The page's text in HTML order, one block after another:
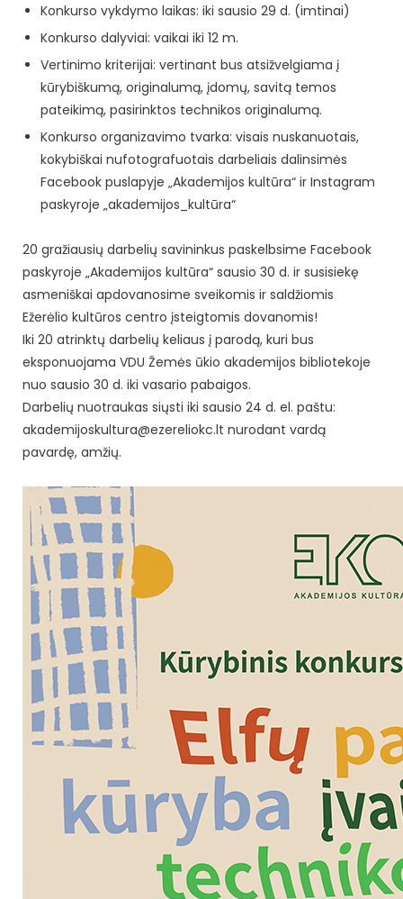
Konkurso vykdymo laikas: iki sausio 29 d. (imtinai)
Konkurso dalyviai: vaikai iki 12 m.
Vertinimo kriterijai: vertinant bus atsižvelgiama į
kūrybiškumą, originalumą, įdomų, savitą temos
pateikimą, pasirinktos technikos originalumą.
Konkurso organizavimo tvarka: visais nuskanuotais,
kokybiškai nufotografuotais darbeliais dalinsimės
Facebook puslapyje „Akademijos kultūra“ ir Instagram
paskyroje „akademijos_kultūra“
20 gražiausių darbelių savininkus paskelbsime Facebook
paskyroje „Akademijos kultūra“ sausio 30 d. ir susisiekę
asmeniškai apdovanosime sveikomis ir saldžiomis
Ežerėlio kultūros centro įsteigtomis dovanomis!
Iki 20 atrinktų darbelių keliaus į parodą, kuri bus
eksponuojama VDU Žemės ūkio akademijos bibliotekoje
nuo sausio 30 d. iki vasario pabaigos.
Darbelių nuotraukas siųsti iki sausio 24 d. el. paštu:
akademijoskultura@ezereliokc.lt nurodant vardą
pavardę, amžių.